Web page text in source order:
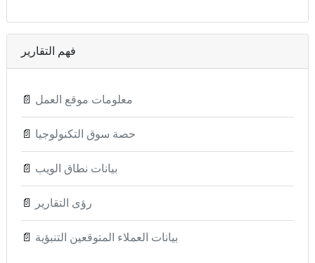
فهم التقارير
📄 معلومات موقع العمل
📄 حصة سوق التكنولوجيا
📄 بيانات نطاق الويب
📄 رؤى التقارير
📄 بيانات العملاء المتوقعين التنبؤية